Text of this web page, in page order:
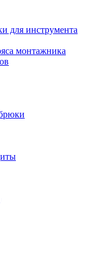
для инструмента
монтажника